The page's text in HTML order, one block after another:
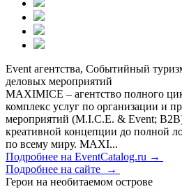
Event агентства, Событийный
деловых мероприятий
MAXIMICE – агентство полного
комплекс услуг по организации и
мероприятий (M.I.C.E. & Event;
креативной концепции до полной
по всему миру. MAXI...
Подробнее на EventCatalog.ru →
Подробнее на сайте →
Герои на необитаемом острове